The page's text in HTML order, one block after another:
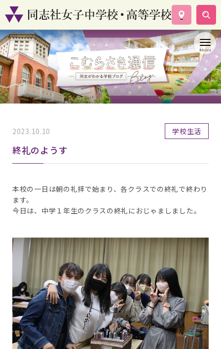
学校案内
コース紹介
学校生活
入試情報
資料請求
2023.10.10 学校生活
終礼のようす
本校の一日は朝の礼拝で始まり、各クラスでの終礼で終わり
ます。
今日は、中学１年生のクラスの終礼におじゃましました。